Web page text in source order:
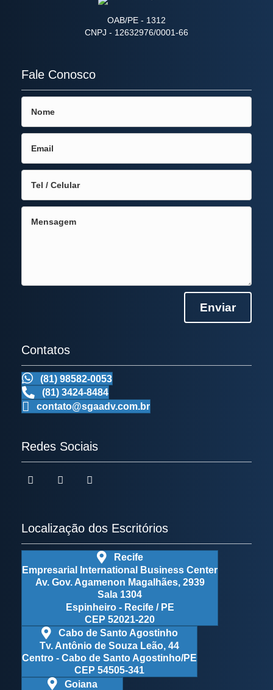
OAB/PE - 1312
CNPJ - 12632976/0001-66
Fale Conosco
Enviar
Contatos
(81) 98582-0053
(81) 3424-8484
contato@sgaadv.com.br
Redes Sociais
Localização dos Escritórios
Recife
Empresarial International Business Center
Av. Gov. Agamenon Magalhães, 2939
Sala 1304
Espinheiro - Recife / PE
CEP 52021-220
Cabo de Santo Agostinho
Tv. Antônio de Souza Leão, 44
Centro - Cabo de Santo Agostinho/PE
CEP 54505-341
Goiana